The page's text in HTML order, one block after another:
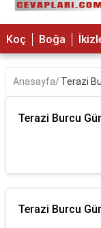
Koç Boğa
Anasayfa Terazi
Terazi Burcu
Terazi Burcu